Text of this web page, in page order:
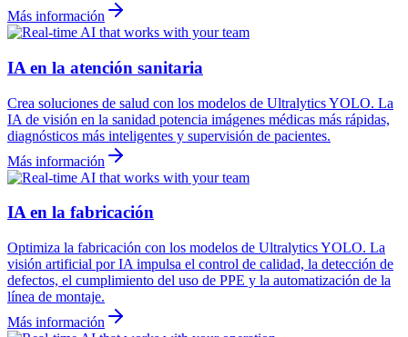
Más información
IA en la atención sanitaria
Crea soluciones de salud con los modelos de Ultralytics YOLO. La
IA de visión en la sanidad potencia imágenes médicas más rápidas,
diagnósticos más inteligentes y supervisión de pacientes.
Más información
IA en la fabricación
Optimiza la fabricación con los modelos de Ultralytics YOLO. La
visión artificial por IA impulsa el control de calidad, la detección de
defectos, el cumplimiento del uso de PPE y la automatización de la
línea de montaje.
Más información